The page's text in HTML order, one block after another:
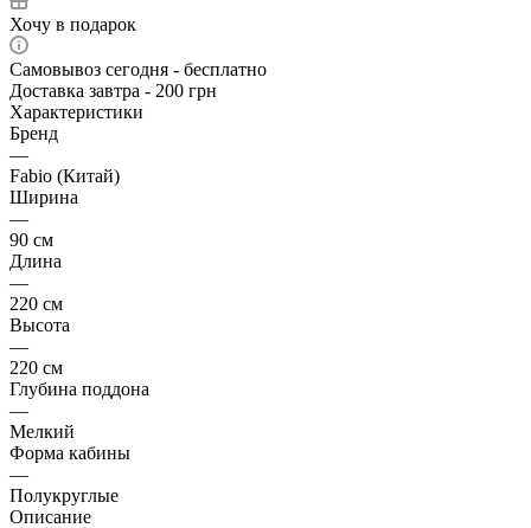
Хочу в подарок
Самовывоз сегодня - бесплатно
Доставка завтра - 200 грн
Характеристики
Бренд
—
Fabio (Китай)
Ширина
—
90 см
Длина
—
220 см
Высота
—
220 см
Глубина поддона
—
Мелкий
Форма кабины
—
Полукруглые
Описание